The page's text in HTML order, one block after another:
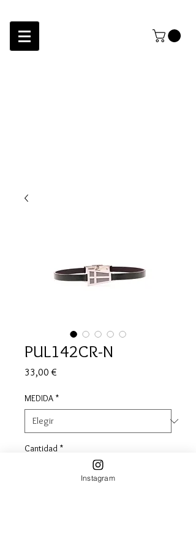
PUL142CR-N
33,00 €
MEDIDA *
Cantidad *
Instagram